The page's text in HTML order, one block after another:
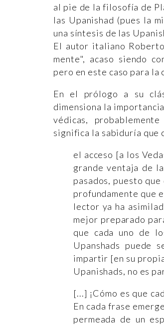
al pie de la filosofía de
las Upanishad (pues la
una síntesis de las
El autor italiano
mente", acaso siendo
pero en este caso para la
En el prólogo a su
dimensiona la
védicas,
significa la sabiduría que
el acceso [a los
grande ventaja de
pasados, puesto
profundamente que
lector ya ha
mejor preparado
que cada uno de
Upanshads puede
impartir [en su
Upanishads, no es
[...] ¡Cómo es que
En cada frase
permeada de un